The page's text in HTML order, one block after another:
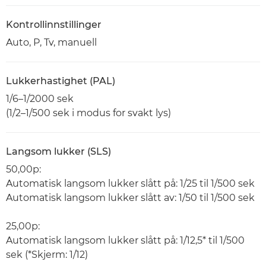
Kontrollinnstillinger
Auto, P, Tv, manuell
Lukkerhastighet (PAL)
1/6–1/2000 sek
(1/2–1/500 sek i modus for svakt lys)
Langsom lukker (SLS)
50,00p:
Automatisk langsom lukker slått på: 1/25 til 1/500 sek
Automatisk langsom lukker slått av: 1/50 til 1/500 sek
25,00p:
Automatisk langsom lukker slått på: 1/12,5* til 1/500
sek (*Skjerm: 1/12)